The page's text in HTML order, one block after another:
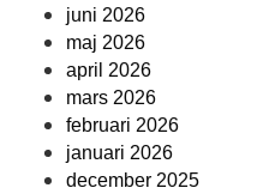
juni 2026
maj 2026
april 2026
mars 2026
februari 2026
januari 2026
december 2025